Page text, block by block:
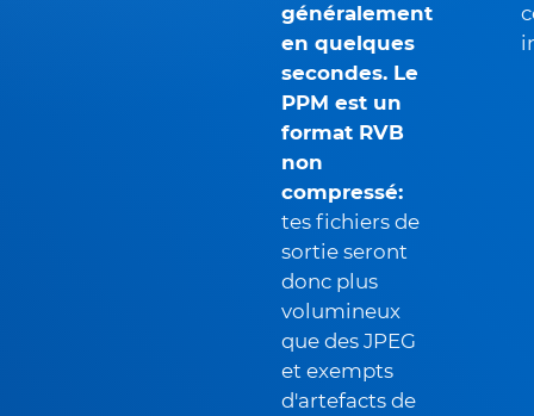
généralement
en quelques
secondes. Le
PPM est un
format RVB
non
compressé:
tes fichiers de
sortie seront
donc plus
volumineux
que des JPEG
et exempts
d'artefacts de